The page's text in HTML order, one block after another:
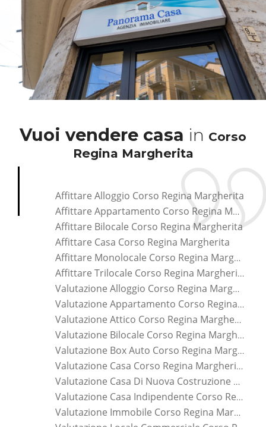
Vuoi vendere casa in Corso
Regina Margherita
Affittare Alloggio Corso Regina Margherita
Affittare Appartamento Corso Regina Margherita
Affittare Bilocale Corso Regina Margherita
Affittare Casa Corso Regina Margherita
Affittare Monolocale Corso Regina Margherita
Affittare Trilocale Corso Regina Margherita
Valutazione Alloggio Corso Regina Margherita
Valutazione Appartamento Corso Regina Margherita
Valutazione Attico Corso Regina Margherita
Valutazione Bilocale Corso Regina Margherita
Valutazione Box Auto Corso Regina Margherita
Valutazione Casa Corso Regina Margherita
Valutazione Casa Di Nuova Costruzione Corso Regina Margherita
Valutazione Casa Indipendente Corso Regina Margherita
Valutazione Immobile Corso Regina Margherita